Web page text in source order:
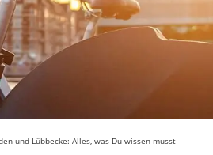
und Lübbecke: Alles, was Du wissen musst